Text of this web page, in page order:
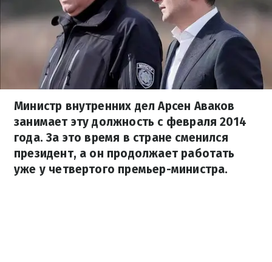
Министр внутренних дел Арсен Аваков
занимает эту должность с февраля 2014
года. За это время в стране сменился
президент, а он продолжает работать
уже у четвертого премьер-министра.